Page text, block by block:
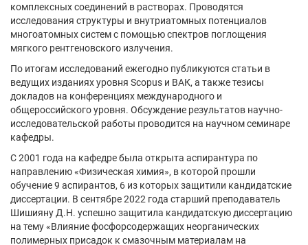
комплексных соединений в растворах. Проводятся
исследования структуры и внутриатомных потенциалов
многоатомных систем с помощью спектров поглощения
мягкого рентгеновского излучения.
По итогам исследований ежегодно публикуются статьи в
ведущих изданиях уровня Scopus и ВАК, а также тезисы
докладов на конференциях международного и
общероссийского уровня. Обсуждение результатов научно-
исследовательской работы проводится на научном семинаре
кафедры.
С 2001 года на кафедре была открыта аспирантура по
направлению «Физическая химия», в которой прошли
обучение 9 аспирантов, 6 из которых защитили кандидатские
диссертации. В сентябре 2022 года старший преподаватель
Шишияну Д.Н. успешно защитила кандидатскую диссертацию
на тему «Влияние фосфорсодержащих неорганических
полимерных присадок к смазочным материалам на